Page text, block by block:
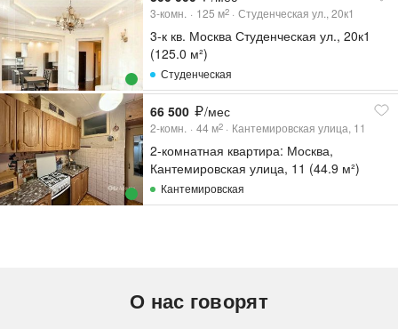
3-комн. 125 м2 Студенческая ул., 20к1
3-к кв. Москва Студенческая ул., 20к1
(125.0 м²)
Студенческая
66 500 /мес
2-комн. 44 м2 Кантемировская улица, 11
2-комнатная квартира: Москва,
Кантемировская улица, 11 (44.9 м²)
Кантемировская
О нас говорят